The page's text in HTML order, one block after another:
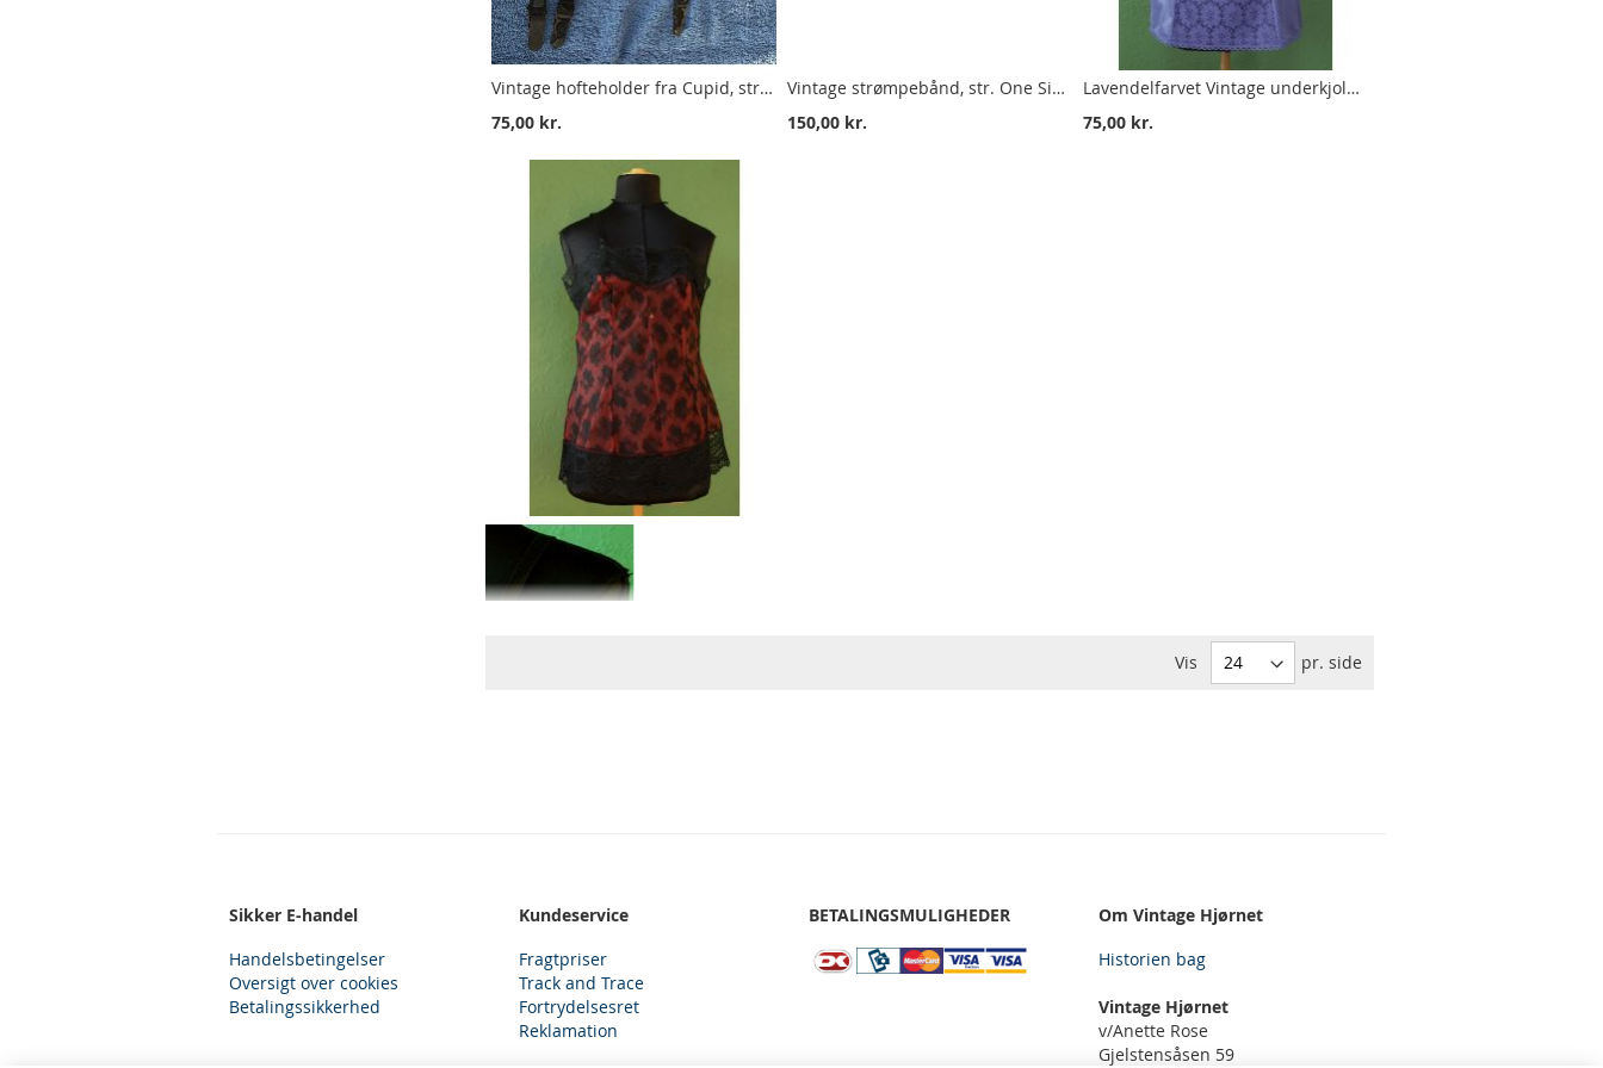
Vintage hofteholder fra Cupid, str. 36, 70erne
75,00 kr.
Vintage strømpebånd, str. One Size, fra 70erne
150,00 kr.
Lavendelfarvet Vintage underkjole, str. 38, 70erne
75,00 kr.
100,00 kr.
Vis pr. side
Sikker E-handel
Handelsbetingelser
Oversigt over cookies
Betalingssikkerhed
Kundeservice
Fragtpriser
Track and Trace
Fortrydelsesret
Reklamation
BETALINGSMULIGHEDER
Om Vintage Hjørnet
Historien bag
Vintage Hjørnet
v/Anette Rose
Gjelstensåsen 59